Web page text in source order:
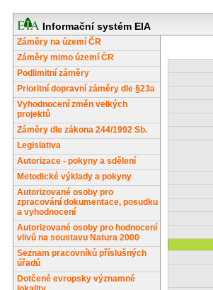
Informační systém EIA
Záměry na území ČR
Záměry mimo území ČR
Podlimitní záměry
Prioritní dopravní záměry dle §23a
Vyhodnocení změn velkých
projektů
Záměry dle zákona 244/1992 Sb.
Legislativa
Autorizace - pokyny a sdělení
Metodické výklady a pokyny
Autorizované osoby pro
zpracování dokumentace, posudku
a vyhodnocení
Autorizované osoby pro hodnocení
vlivů na soustavu Natura 2000
Seznam pracovníků příslušných
úřadů
Dotčené evropsky významné